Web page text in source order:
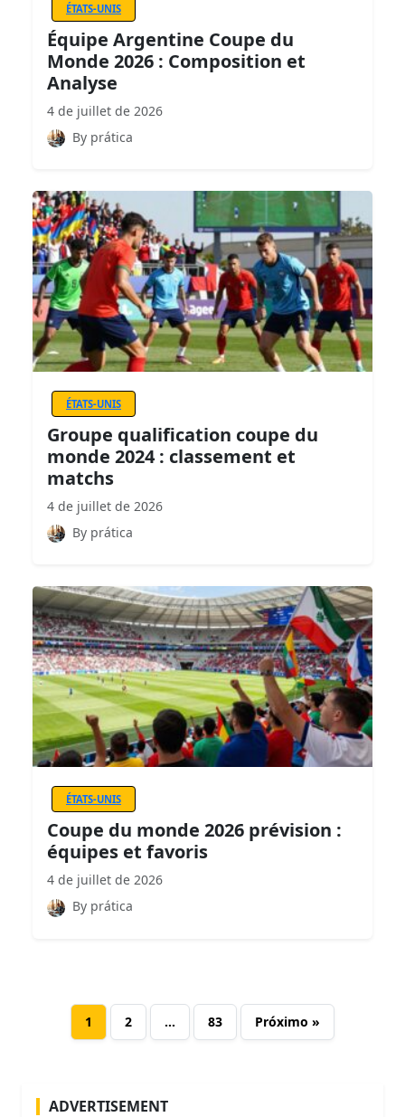
ÉTATS-UNIS
Équipe Argentine Coupe du
Monde 2026 : Composition et
Analyse
4 de juillet de 2026
By prática
ÉTATS-UNIS
Groupe qualification coupe du
monde 2024 : classement et
matchs
4 de juillet de 2026
By prática
ÉTATS-UNIS
Coupe du monde 2026 prévision :
équipes et favoris
4 de juillet de 2026
By prática
1 2 … 83 Próximo »
ADVERTISEMENT